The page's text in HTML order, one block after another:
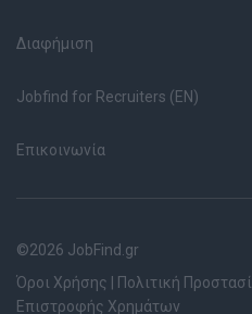
Διαφήμιση
Jobfind for Recruiters (EN)
Επικοινωνία
©2026 JobFind.gr
Όροι Χρήσης
Πολιτική
Επιστροφής Χρημάτων